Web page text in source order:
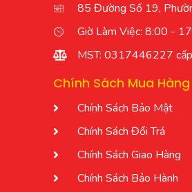
85 Đường Số 19,
Giờ Làm Việc: 8:00 -
MST: 0317446227
Chính Sách Mua Hàng
Chính Sách Bảo Mật
Chính Sách Đổi Trả
Chính Sách Giao Hàng
Chính Sách Bảo Hành